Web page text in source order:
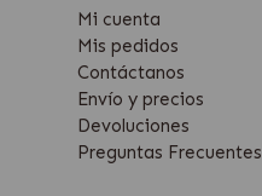
Mi cuenta
Mis pedidos
Contáctanos
Envío y precios
Devoluciones
Preguntas Frecuentes